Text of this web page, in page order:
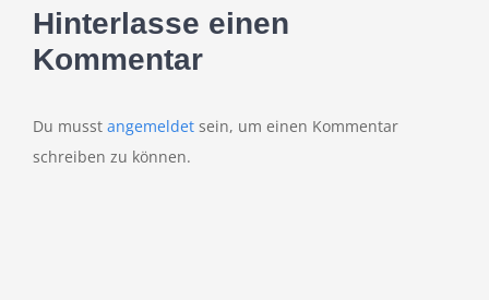
Hinterlasse einen
Kommentar
Du musst angemeldet sein, um einen Kommentar
schreiben zu können.